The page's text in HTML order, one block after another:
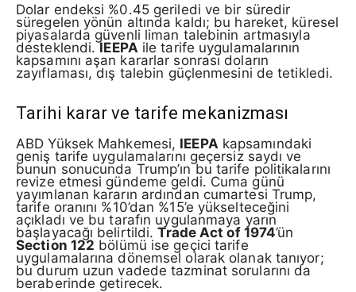
Dolar endeksi %0.45 geriledi ve bir süredir
süregelen yönün altında kaldı; bu hareket, küresel
piyasalarda güvenli liman talebinin artmasıyla
desteklendi.IEEPA ile tarife uygulamalarının
kapsamını aşan kararlar sonrası doların
zayıflaması, dış talebin güçlenmesini de tetikledi.
Tarihi karar ve tarife mekanizması
ABD Yüksek Mahkemesi, IEEPA kapsamındaki
geniş tarife uygulamalarını geçersiz saydı ve
bunun sonucunda Trump’ın bu tarife politikalarını
revize etmesi gündeme geldi. Cuma günü
yayımlanan kararın ardından cumartesi Trump,
tarife oranını %10’dan %15’e yükselteceğini
açıkladı ve bu tarafın uygulanmaya yarın
başlayacağı belirtildi.Trade Act of 1974’ün
Section 122 bölümü ise geçici tarife
uygulamalarına dönemsel olarak olanak tanıyor;
bu durum uzun vadede tazminat sorularını da
beraberinde getirecek.